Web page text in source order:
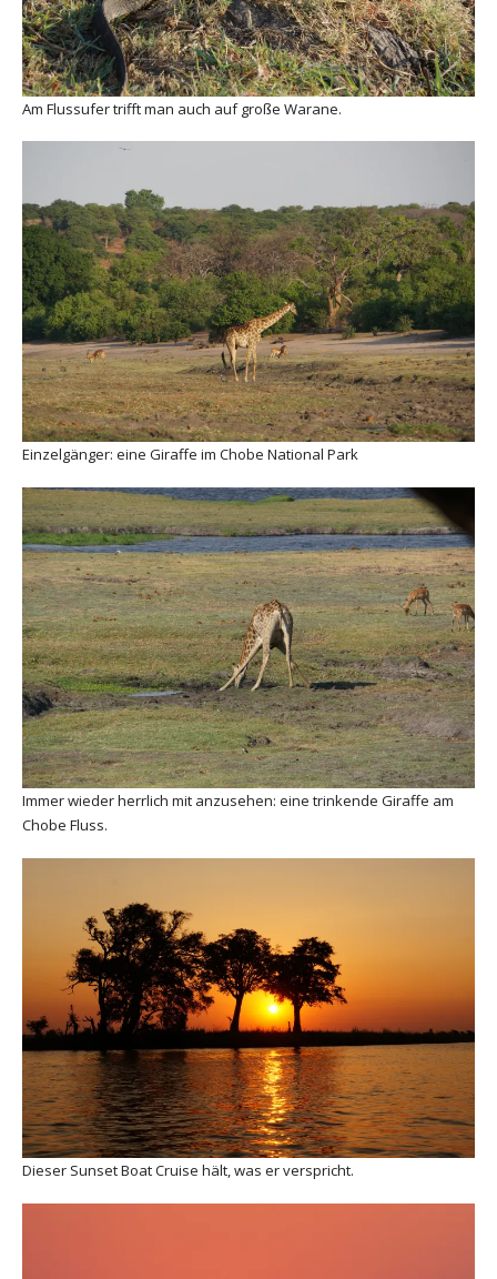
Am Flussufer trifft man auch auf große Warane.
Einzelgänger: eine Giraffe im Chobe National Park
Immer wieder herrlich mit anzusehen: eine trinkende Giraffe am
Chobe Fluss.
Dieser Sunset Boat Cruise hält, was er verspricht.